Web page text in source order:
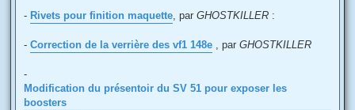
- Rivets pour finition maquette , par GHOSTKILLER :
- Correction de la verrière des vf1 148e , par GHOSTKILLER
-
Modification du présentoir du SV 51 pour exposer les
boosters